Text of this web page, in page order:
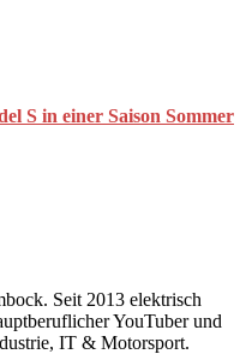
S in einer Saison Sommer
Seit 2013 elektrisch
YouTuber und
IT & Motorsport.